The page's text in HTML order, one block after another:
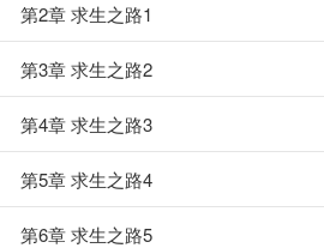
第2章 求生之路1
第3章 求生之路2
第4章 求生之路3
第5章 求生之路4
第6章 求生之路5